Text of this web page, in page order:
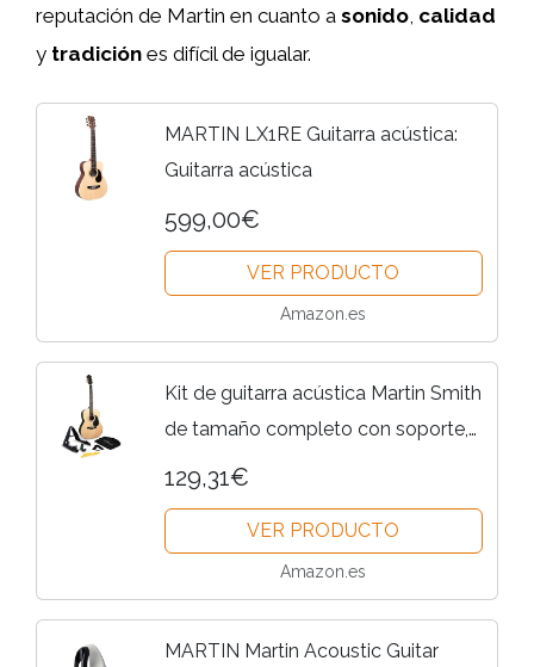
reputación de Martin en cuanto a sonido calidad
y tradición es difícil de igualar.
MARTIN LX1RE Guitarra acústica:
Guitarra acústica
599,00€
VER PRODUCTO
Amazon.es
Kit de guitarra acústica Martin Smith
de tamaño completo con soporte,
afinador, funda, correa, púas y
129,31€
VER PRODUCTO
Amazon.es
MARTIN Martin Acoustic Guitar